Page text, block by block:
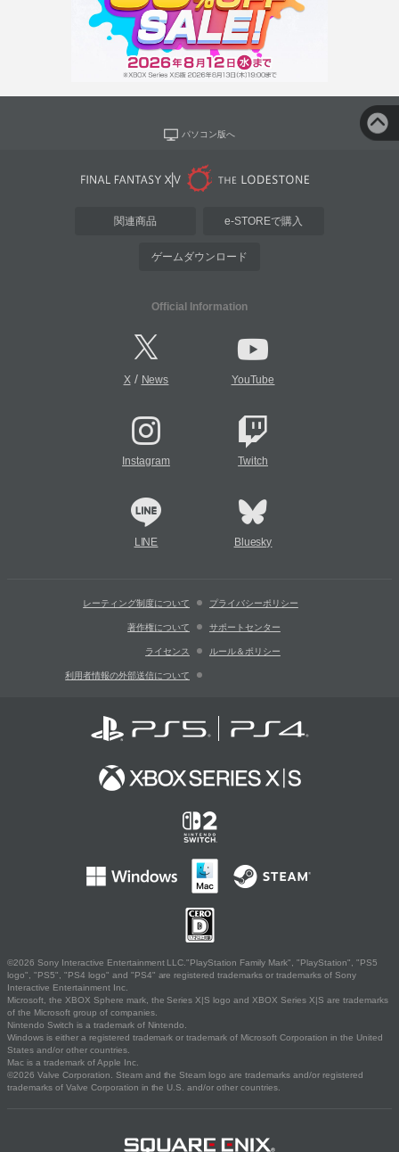
パソコン版へ
関連商品 e-STOREで購入
ゲームダウンロード
Official Information
X/ News YouTube
Instagram Twitch
LINE Bluesky
レーティング制度について プライバシーポリシー
著作権について サポートセンター
ライセンス ルール＆ポリシー
利用者情報の外部送信について
©2026 Sony Interactive Entertainment LLC."PlayStation Family Mark", "PlayStation", "PS5
logo", "PS5", "PS4 logo" and "PS4" are registered trademarks or trademarks of Sony
Interactive Entertainment Inc.
Microsoft, the XBOX Sphere mark, the Series X|S logo and XBOX Series X|S are trademarks
of the Microsoft group of companies.
Nintendo Switch is a trademark of Nintendo.
Windows is either a registered trademark or trademark of Microsoft Corporation in the United
States and/or other countries.
Mac is a trademark of Apple Inc.
©2026 Valve Corporation. Steam and the Steam logo are trademarks and/or registered
trademarks of Valve Corporation in the U.S. and/or other countries.